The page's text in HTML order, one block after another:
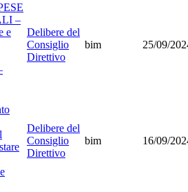
–
e
Delibere del
Consiglio
Direttivo
bim 25/09/
Delibere del
Consiglio
Direttivo
bim 16/09/